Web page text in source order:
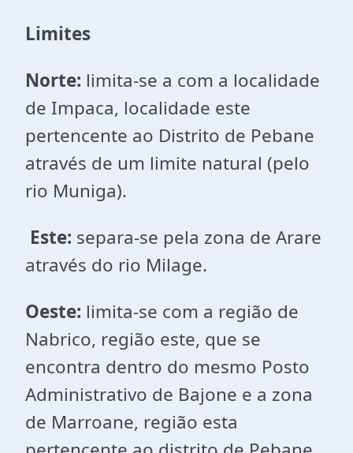
Limites
Norte: limita-se a com a localidade
de Impaca, localidade este
pertencente ao Distrito de Pebane
através de um limite natural (pelo
rio Muniga).
Este: separa-se pela zona de Arare
através do rio Milage.
Oeste: limita-se com a região de
Nabrico, região este, que se
encontra dentro do mesmo Posto
Administrativo de Bajone e a zona
de Marroane, região esta